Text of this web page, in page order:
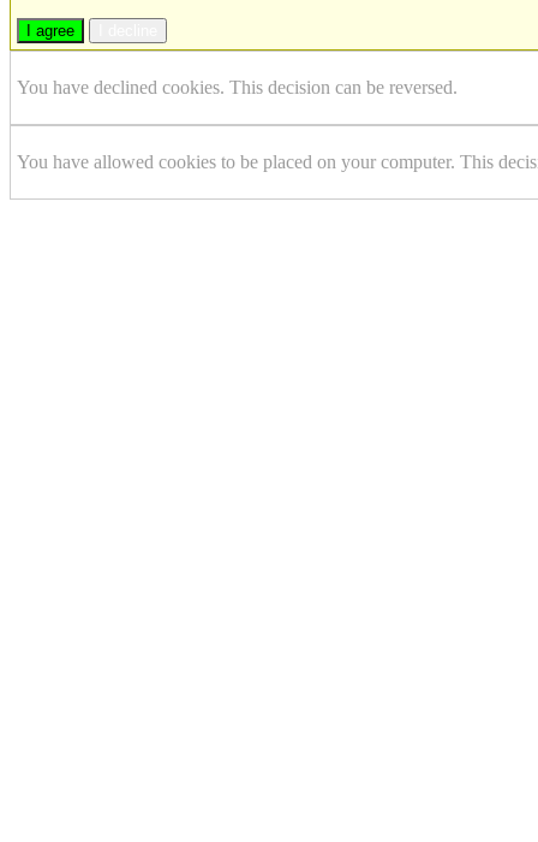
I agree
You have declined cookies. This decision can be reversed.
You have allowed cookies to be placed on your computer. This